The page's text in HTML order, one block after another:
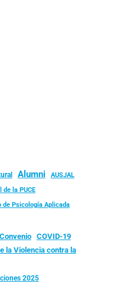
Alumni
AUSJAL
de la PUCE
de Psicología Aplicada
Convenio
COVID-19
la Violencia contra la
2025